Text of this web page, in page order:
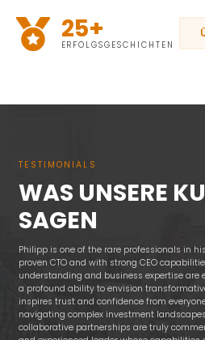
25+
ERFOLGSGESCHICHTEN
TESTIMONIALS
WAS UNSERE
SAGEN
Philipp is one of the rare professionals in
proven CTO and with strong CEO
understanding and business expertise are
a profound ability to envision
inspires trust and confidence from
navigating complex investment
collaborative partnerships are truly